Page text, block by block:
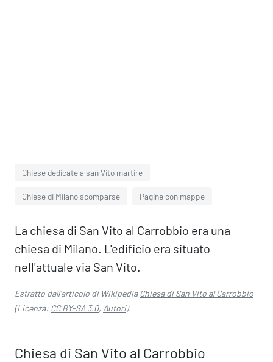
Chiese dedicate a san Vito martire
Chiese di Milano scomparse Pagine con mappe
La chiesa di San Vito al Carrobbio era una
chiesa di Milano. L'edificio era situato
nell'attuale via San Vito.
Estratto dall'articolo di WikipediaChiesa di San Vito al Carrobbio
(Licenza: CC BY-SA 3.0, Autori).
Chiesa di San Vito al Carrobbio